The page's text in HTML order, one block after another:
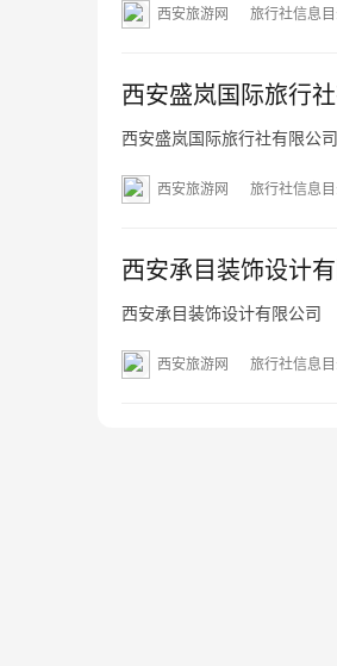
西安旅游网 旅行社信息
西安盛岚国际旅行
西安盛岚国际旅行社有限公司
西安旅游网 旅行社信息
西安承目装饰设计
西安承目装饰设计有限公司
西安旅游网 旅行社信息